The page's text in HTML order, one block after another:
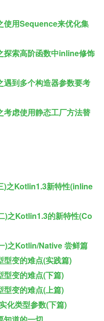
用Sequence来优化集
索高阶函数中inline修饰
到多个构造器参数要考
虑使用静态工厂方法替
)之Kotlin1.3新特性(inline
)之Kotlin1.3的新特性(Co
)之Kotlin/Native 尝鲜篇
变的难点(实践篇)
变的难点(下篇)
变的难点(上篇)
化类型参数(下篇)